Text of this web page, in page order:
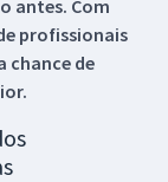
antes. Com
profissionais
chance de